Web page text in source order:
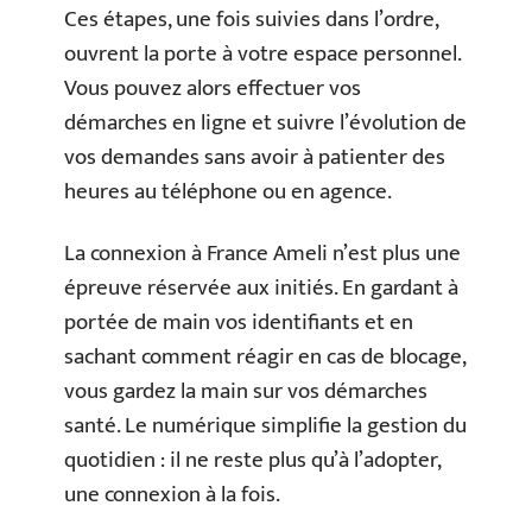
Ces étapes, une fois suivies dans l’ordre,
ouvrent la porte à votre espace personnel.
Vous pouvez alors effectuer vos
démarches en ligne et suivre l’évolution de
vos demandes sans avoir à patienter des
heures au téléphone ou en agence.
La connexion à France Ameli n’est plus une
épreuve réservée aux initiés. En gardant à
portée de main vos identifiants et en
sachant comment réagir en cas de blocage,
vous gardez la main sur vos démarches
santé. Le numérique simplifie la gestion du
quotidien : il ne reste plus qu’à l’adopter,
une connexion à la fois.